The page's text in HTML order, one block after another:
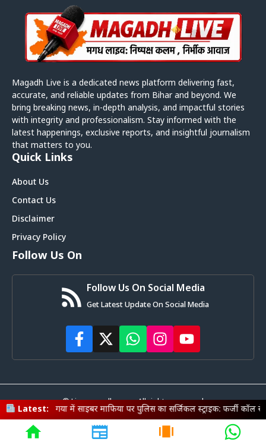
Latest:
माफिया पर पुलिस का सर्जिकल स्ट्राइक: फर्जी कॉल सेंटर का भंडाफोड़, बंगाल के
Magadh Live is a dedicated news platform delivering fast,
accurate, and reliable updates from Bihar and beyond. We
bring breaking news, in-depth analysis, and impactful stories
with integrity and professionalism. Stay informed with the
latest happenings, exclusive reports, and insightful journalism
that matters to you.
Quick Links
About Us
Contact Us
Disclaimer
Privacy Policy
Follow Us On
Follow Us On Social Media
Get Latest Update On Social Media
© Livemagadh.com • All rights reserved